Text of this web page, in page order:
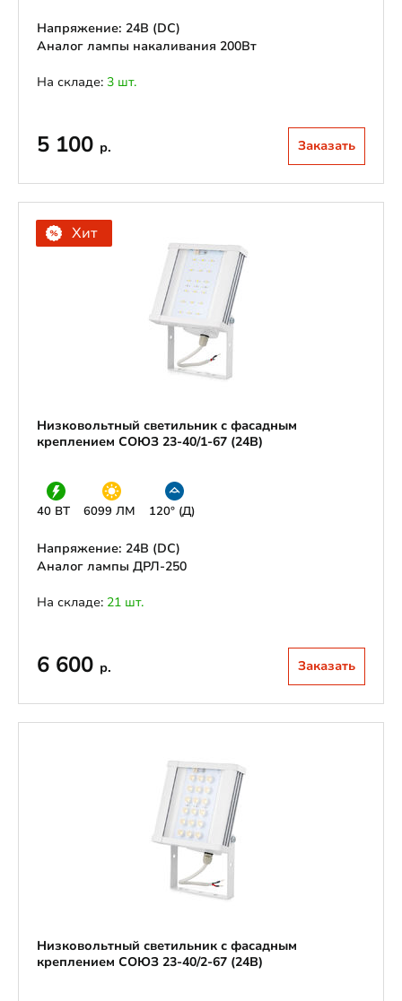
Напряжение: 24В (DС)
Аналог лампы накаливания 200Вт
На складе: 3 шт.
5 100 р. Заказать
Хит
Низковольтный светильник с фасадным
креплением СОЮЗ 23-40/1-67 (24В)
40 ВТ 6099 ЛМ 120° (Д)
Напряжение: 24В (DС)
Аналог лампы ДРЛ-250
На складе: 21 шт.
6 600 р. Заказать
Низковольтный светильник с фасадным
креплением СОЮЗ 23-40/2-67 (24В)